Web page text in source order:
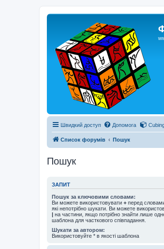
Швидкий доступ Допомога
Список форумів Пошук
Пошук
ЗАПИТ
Пошук за ключовими словами:
Ви можете використовувати + перед
які непотрібно шукати. Ви можете
| на частини, якщо потрібно знайти лише
шаблона для часткового співпадання.
Шукати за автором:
Використовуйте * в якості шаблона